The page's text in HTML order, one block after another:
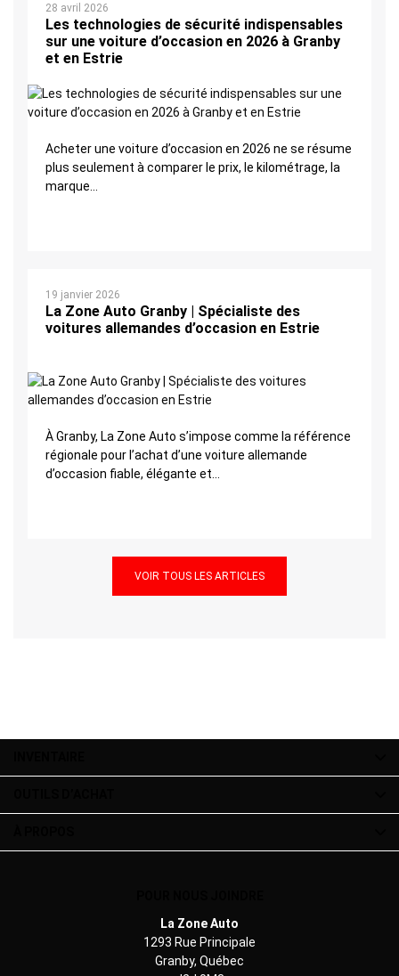
28 avril 2026
Les technologies de sécurité indispensables
sur une voiture d’occasion en 2026 à Granby
et en Estrie
Acheter une voiture d’occasion en 2026 ne se résume
plus seulement à comparer le prix, le kilométrage, la
marque...
19 janvier 2026
La Zone Auto Granby | Spécialiste des
voitures allemandes d’occasion en Estrie
À Granby, La Zone Auto s’impose comme la référence
régionale pour l’achat d’une voiture allemande
d’occasion fiable, élégante et...
VOIR TOUS LES ARTICLES
La Zone Auto
1293 Rue Principale
Granby, Québec